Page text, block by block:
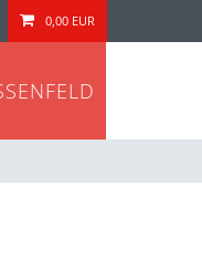
0,00 EUR